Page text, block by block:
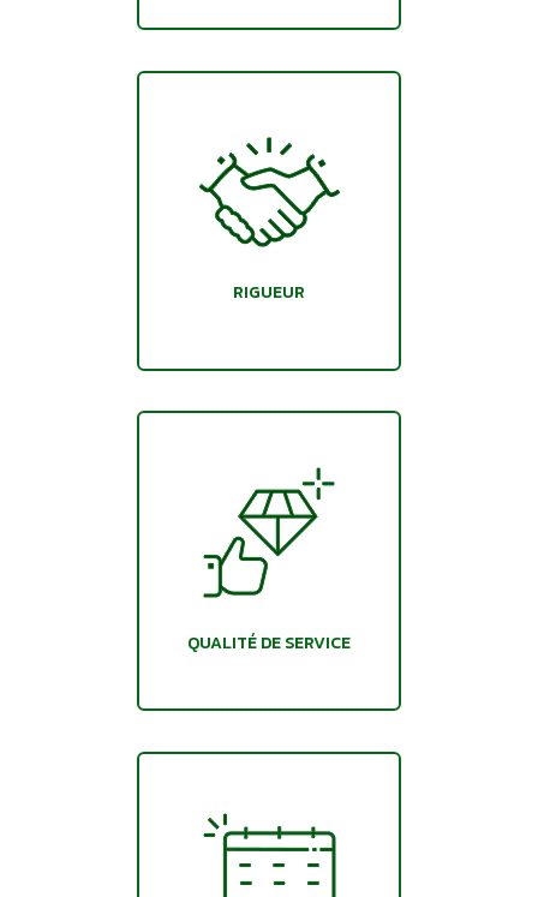
RIGUEUR
QUALITÉ DE SERVICE